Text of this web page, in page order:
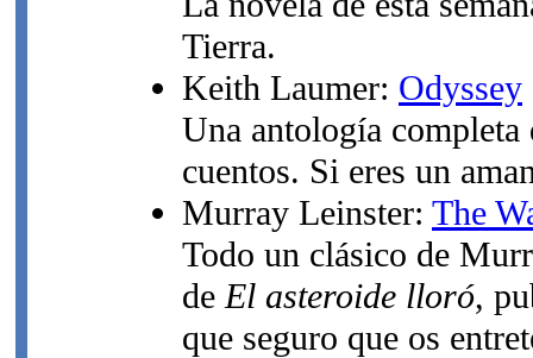
Tierra.
Keith Laumer: Odyssey
Una antología completa
cuentos. Si eres un
Murray Leinster: The
Todo un clásico de
deEl asteroide lloró,
que seguro que os